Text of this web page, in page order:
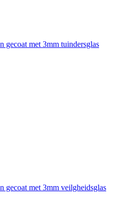
gecoat met 3mm tuindersglas
gecoat met 3mm veilgheidsglas